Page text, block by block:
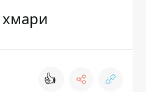
хмари
👍